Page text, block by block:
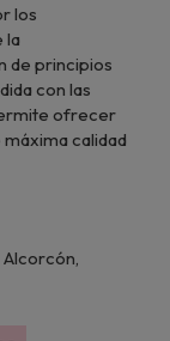
los
la
de principios
con las
ofrecer
calidad